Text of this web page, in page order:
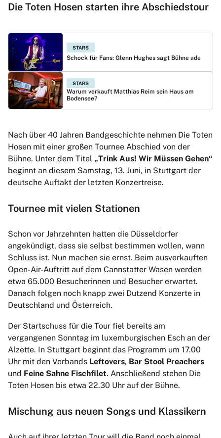
Die Toten Hosen starten ihre Abschiedstour
STARS
Schock für Fans: Glenn Hughes sagt Bühne ade
STARS
Warum verkauft Matthias Reim sein Haus am
Bodensee?
Nach über 40 Jahren Bandgeschichte nehmen Die Toten
Hosen mit einer großen Tournee Abschied von der
Bühne. Unter dem Titel „Trink Aus! Wir Müssen Gehen“
beginnt an diesem Samstag, 13. Juni, in Stuttgart der
deutsche Auftakt der letzten Konzertreise.
Tournee mit vielen Stationen
Schon vor Jahrzehnten hatten die Düsseldorfer
angekündigt, dass sie selbst bestimmen wollen, wann
Schluss ist. Nun machen sie ernst. Beim ausverkauften
Open-Air-Auftritt auf dem Cannstatter Wasen werden
etwa 65.000 Besucherinnen und Besucher erwartet.
Danach folgen noch knapp zwei Dutzend Konzerte in
Deutschland und Österreich.
Der Startschuss für die Tour fiel bereits am
vergangenen Sonntag im luxemburgischen Esch an der
Alzette. In Stuttgart beginnt das Programm um 17.00
Uhr mit den Vorbands Leftovers, Bar Stool Preachers
und Feine Sahne Fischfilet. Anschließend stehen Die
Toten Hosen bis etwa 22.30 Uhr auf der Bühne.
Mischung aus neuen Songs und Klassikern